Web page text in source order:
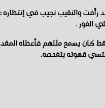
رأفت والنقيب نجيب في
الفور .
كان يسمع مثلهم فأعطاه
قهوته يتفحصه.